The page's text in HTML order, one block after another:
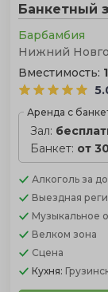
Банкетный
Барбамбия
Нижний
Вместимость:
Аренда с
Зал:
Банкет: от
Алкоголь за
Выездная
Музыкальное
Велком зона
Сцена
Кухня: